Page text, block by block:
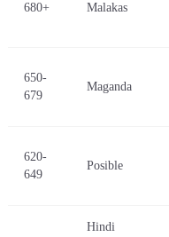
680+ Malakas
650-
679
Maganda
620-
649
Posible
Hindi